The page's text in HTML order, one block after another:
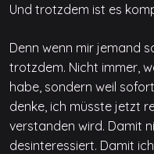
Und trotzdem ist es
Denn wenn mir jemand
trotzdem. Nicht immer,
habe, sondern weil
denke, ich müsste jetzt
verstanden wird. Damit
desinteressiert. Damit